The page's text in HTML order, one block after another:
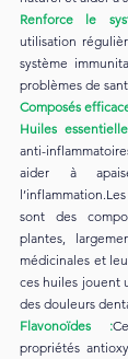
Renforce le
utilisation
système
problèmes de
Composés
Huiles
anti-
aider à
sont des
plantes,
médicinales et
ces huiles jouent
des douleurs
Flavonoïdes :
propriétés